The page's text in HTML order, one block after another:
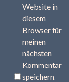
Website in
diesem
Browser für
meinen
nächsten
Kommentar
speichern.